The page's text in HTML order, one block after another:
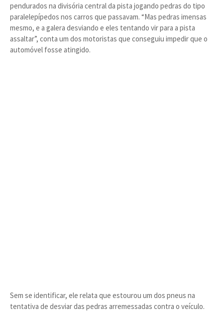
pendurados na divisória central da pista jogando pedras do tipo
paralelepípedos nos carros que passavam. “Mas pedras imensas
mesmo, e a galera desviando e eles tentando vir para a pista
assaltar”, conta um dos motoristas que conseguiu impedir que o
automóvel fosse atingido.
Sem se identificar, ele relata que estourou um dos pneus na
tentativa de desviar das pedras arremessadas contra o veículo.